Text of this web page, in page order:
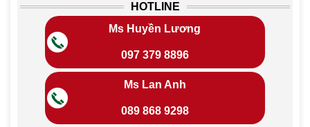
HOTLINE
Ms Huyền Lương
097 379 8896
Ms Lan Anh
089 868 9298